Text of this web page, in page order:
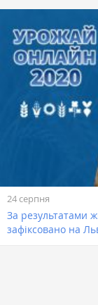
24 серпня
За результатами
зафіксовано на